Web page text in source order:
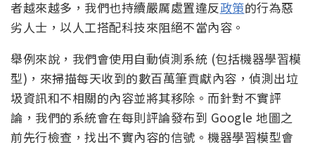
者越來越多，我們也持續嚴厲處置違反政策的行為惡
劣人士，以人工搭配科技來阻絕不當內容。
舉例來說，我們會使用自動偵測系統 (包括機器學習模
型)，來掃描每天收到的數百萬筆貢獻內容，偵測出垃
圾資訊和不相關的內容並將其移除。而針對不實評
論，我們的系統會在每則評論發布到 Google 地圖之
前先行檢查，找出不實內容的信號。機器學習模型會